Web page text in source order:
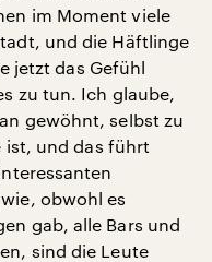
im Moment viele
und die Häftlinge
jetzt das Gefühl
zu tun. Ich glaube,
gewöhnt, selbst zu
ist, und das führt
obwohl es
gab, alle Bars und
sind die Leute